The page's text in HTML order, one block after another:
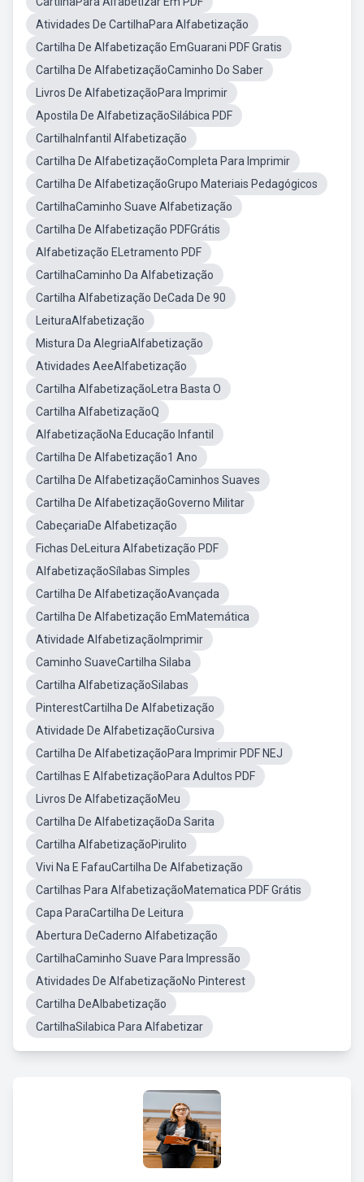
Atividades De CartilhaPara Alfabetização
Cartilha De Alfabetização EmGuarani PDF Gratis
Cartilha De AlfabetizaçãoCaminho Do Saber
Livros De AlfabetizaçãoPara Imprimir
Apostila De AlfabetizaçãoSilábica PDF
CartilhaInfantil Alfabetização
Cartilha De AlfabetizaçãoCompleta Para Imprimir
Cartilha De AlfabetizaçãoGrupo Materiais Pedagógicos
CartilhaCaminho Suave Alfabetização
Cartilha De Alfabetização PDFGrátis
Alfabetização ELetramento PDF
CartilhaCaminho Da Alfabetização
Cartilha Alfabetização DeCada De 90
LeituraAlfabetização
Mistura Da AlegriaAlfabetização
Atividades AeeAlfabetização
Cartilha AlfabetizaçãoLetra Basta O
Cartilha AlfabetizaçãoQ
AlfabetizaçãoNa Educação Infantil
Cartilha De Alfabetização1 Ano
Cartilha De AlfabetizaçãoCaminhos Suaves
Cartilha De AlfabetizaçãoGoverno Militar
CabeçariaDe Alfabetização
Fichas DeLeitura Alfabetização PDF
AlfabetizaçãoSílabas Simples
Cartilha De AlfabetizaçãoAvançada
Cartilha De Alfabetização EmMatemática
Atividade AlfabetizaçãoImprimir
Caminho SuaveCartilha Silaba
Cartilha AlfabetizaçãoSilabas
PinterestCartilha De Alfabetização
Atividade De AlfabetizaçãoCursiva
Cartilha De AlfabetizaçãoPara Imprimir PDF NEJ
Cartilhas E AlfabetizaçãoPara Adultos PDF
Livros De AlfabetizaçãoMeu
Cartilha De AlfabetizaçãoDa Sarita
Cartilha AlfabetizaçãoPirulito
Vivi Na E FafauCartilha De Alfabetização
Cartilhas Para AlfabetizaçãoMatematica PDF Grátis
Capa ParaCartilha De Leitura
Abertura DeCaderno Alfabetização
CartilhaCaminho Suave Para Impressão
Atividades De AlfabetizaçãoNo Pinterest
Cartilha DeAlbabetização
CartilhaSilabica Para Alfabetizar